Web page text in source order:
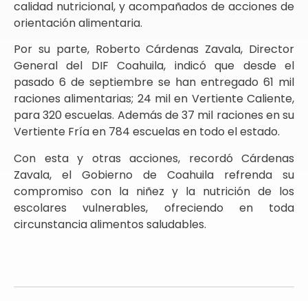
calidad nutricional, y acompañados de acciones de
orientación alimentaria.
Por su parte, Roberto Cárdenas Zavala, Director
General del DIF Coahuila, indicó que desde el
pasado 6 de septiembre se han entregado 61 mil
raciones alimentarias; 24 mil en Vertiente Caliente,
para 320 escuelas. Además de 37 mil raciones en su
Vertiente Fría en 784 escuelas en todo el estado.
Con esta y otras acciones, recordó Cárdenas
Zavala, el Gobierno de Coahuila refrenda su
compromiso con la niñez y la nutrición de los
escolares vulnerables, ofreciendo en toda
circunstancia alimentos saludables.